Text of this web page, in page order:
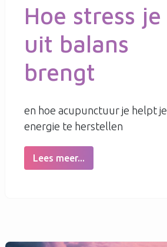
Hoe stress je
uit balans
brengt
en hoe acupunctuur je helpt je
energie te herstellen
Lees meer...